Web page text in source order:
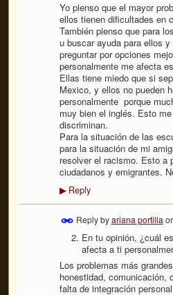
Yo pienso que el mayor
ellos tienen dificultades en
También pienso que para
u buscar ayuda para ellos
preguntar por opciones
personalmente me afecta
Ellas tiene miedo que si
Mexico, y ellos no pueden
personalmente porque
muy bien el inglés. Esto
discriminan.
Para la situación de las
para la situación de mi
resolver el racismo. Esto a
ciudadanos y emigrantes.
▶Reply
Reply byariana portilla
En tu opinión, ¿cuál
afecta a ti
Los problemas más
honestidad, comunicación,
falta de integración